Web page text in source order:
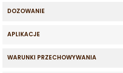
DOZOWANIE
APLIKACJE
WARUNKI PRZECHOWYWANIA